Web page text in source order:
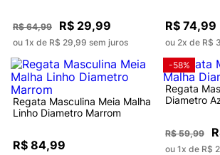
R$ 64,99 R$ 29,99
ou 1x de R$ 29,99 sem juros
R$ 74,99
ou 2x de R$
Regata Masculina Meia Malha
Linho Diametro Marrom
R$ 84,99
-58%
Regata
Diametro
R$ 59,99
ou 1x de R$